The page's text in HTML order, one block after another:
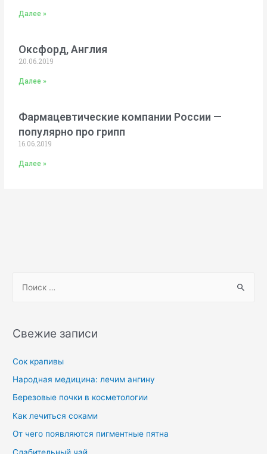
Далее »
Оксфорд, Англия
20.06.2019
Далее »
Фармацевтические компании России —
популярно про грипп
16.06.2019
Далее »
Свежие записи
Сок крапивы
Народная медицина: лечим ангину
Березовые почки в косметологии
Как лечиться соками
От чего появляются пигментные пятна
Слабительный чай